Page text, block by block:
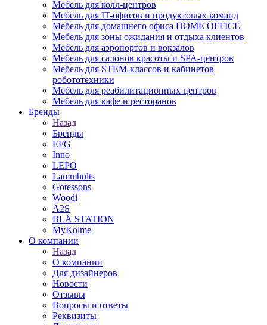
Мебель для колл-центров
Мебель для IT-офисов и продуктовых команд
Мебель для домашнего офиса HOME OFFICE
Мебель для зоны ожидания и отдыха клиентов
Мебель для аэропортов и вокзалов
Мебель для салонов красоты и SPA-центров
Мебель для STEM-классов и кабинетов
робототехники
Мебель для реабилитационных центров
Мебель для кафе и ресторанов
Бренды
Назад
Бренды
EFG
Inno
LEPO
Lammhults
Götessons
Woodi
A2S
BLÅ STATION
MyKolme
О компании
Назад
О компании
Для дизайнеров
Новости
Отзывы
Вопросы и ответы
Реквизиты